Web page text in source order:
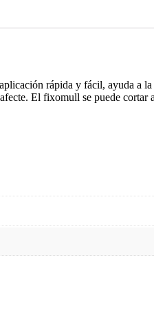
rápida y fácil, ayuda a
El fixomull se puede cortar